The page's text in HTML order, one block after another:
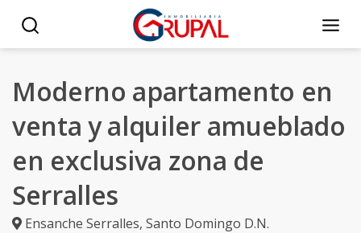
Moderno apartamento en
venta y alquiler amueblado
en exclusiva zona de
Serralles
Ensanche Serralles, Santo Domingo D.N.